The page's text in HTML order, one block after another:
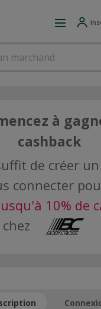
à
cashback
de créer
connecter
10% de
chez